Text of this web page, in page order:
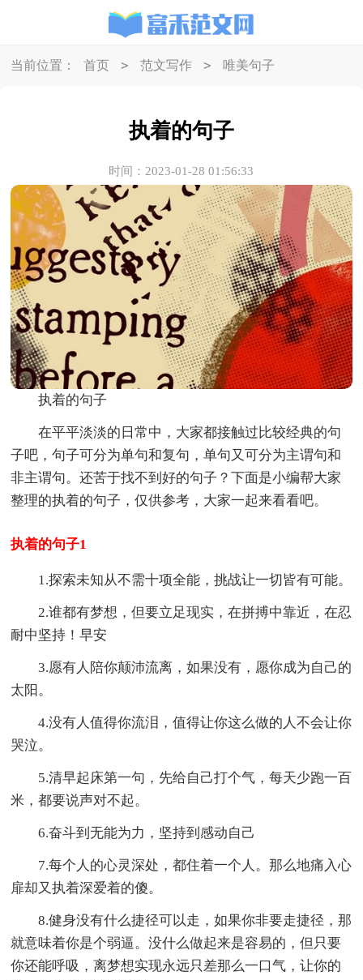
当前位置： 首页 > 范文写作 > 唯美句子
执着的句子
时间：2023-01-28 01:56:33
执着的句子
在平平淡淡的日常中，大家都接触过比较经典的句
子吧，句子可分为单句和复句，单句又可分为主谓句和
非主谓句。还苦于找不到好的句子？下面是小编帮大家
整理的执着的句子，仅供参考，大家一起来看看吧。
执着的句子1
1.探索未知从不需十项全能，挑战让一切皆有可能。
2.谁都有梦想，但要立足现实，在拼搏中靠近，在忍
耐中坚持！早安
3.愿有人陪你颠沛流离，如果没有，愿你成为自己的
太阳。
4.没有人值得你流泪，值得让你这么做的人不会让你
哭泣。
5.清早起床第一句，先给自己打个气，每天少跑一百
米，都要说声对不起。
6.奋斗到无能为力，坚持到感动自己
7.每个人的心灵深处，都住着一个人。那么地痛入心
扉却又执着深爱着的傻。
8.健身没有什么捷径可以走，如果你非要走捷径，那
就意味着你是个弱逼。没什么做起来是容易的，但只要
你还能呼吸，离梦想实现永远只差那么一口气，让你的